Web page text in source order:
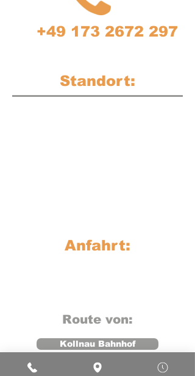
Standort:
Anfahrt:
Kollnau Bahnhof
Route von:
+49 173 2672 297